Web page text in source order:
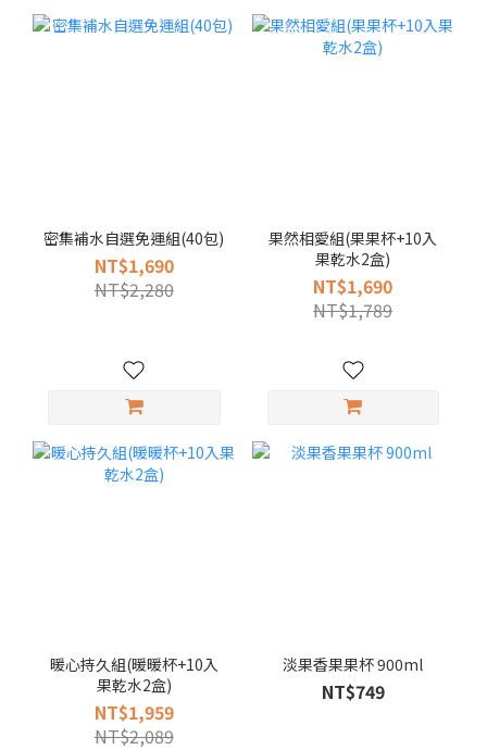
密集補水自選免運組(40包)
NT$1,690
NT$2,280
果然相愛組(果果杯+10入
果乾水2盒)
NT$1,690
NT$1,789
暖心持久組(暖暖杯+10入
果乾水2盒)
NT$1,959
NT$2,089
淡果香果果杯 900ml
NT$749